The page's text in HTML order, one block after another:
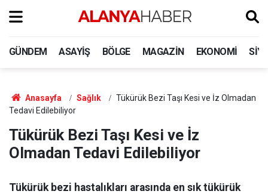
GÜNDEM ASAYIŞ BÖLGE MAGAZIN EKONOMI
Anasayfa Sağlık
Tükürük Bezi Taşı Kesi ve İz Olmadan
Tedavi Edilebiliyor
Tükürük Bezi Taşı Kesi ve İz
Olmadan Tedavi Edilebiliyor
Tükürük bezi hastalıkları arasında en sık tükürük